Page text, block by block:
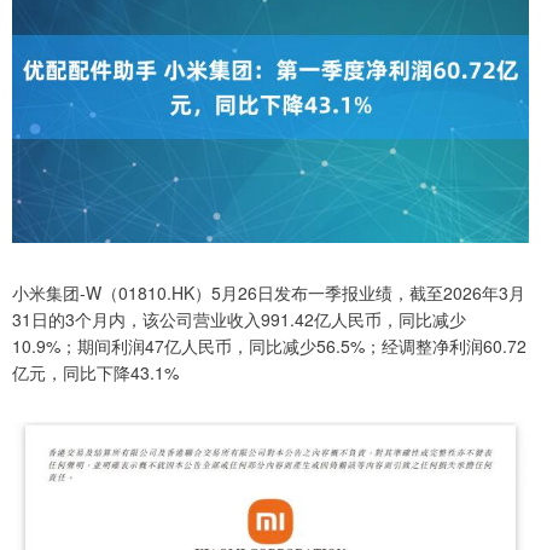
小米集团-W（01810.HK）5月26日发布一季报业绩，截至2026年3月
31日的3个月内，该公司营业收入991.42亿人民币，同比减少
10.9%；期间利润47亿人民币，同比减少56.5%；经调整净利润60.72
亿元，同比下降43.1%